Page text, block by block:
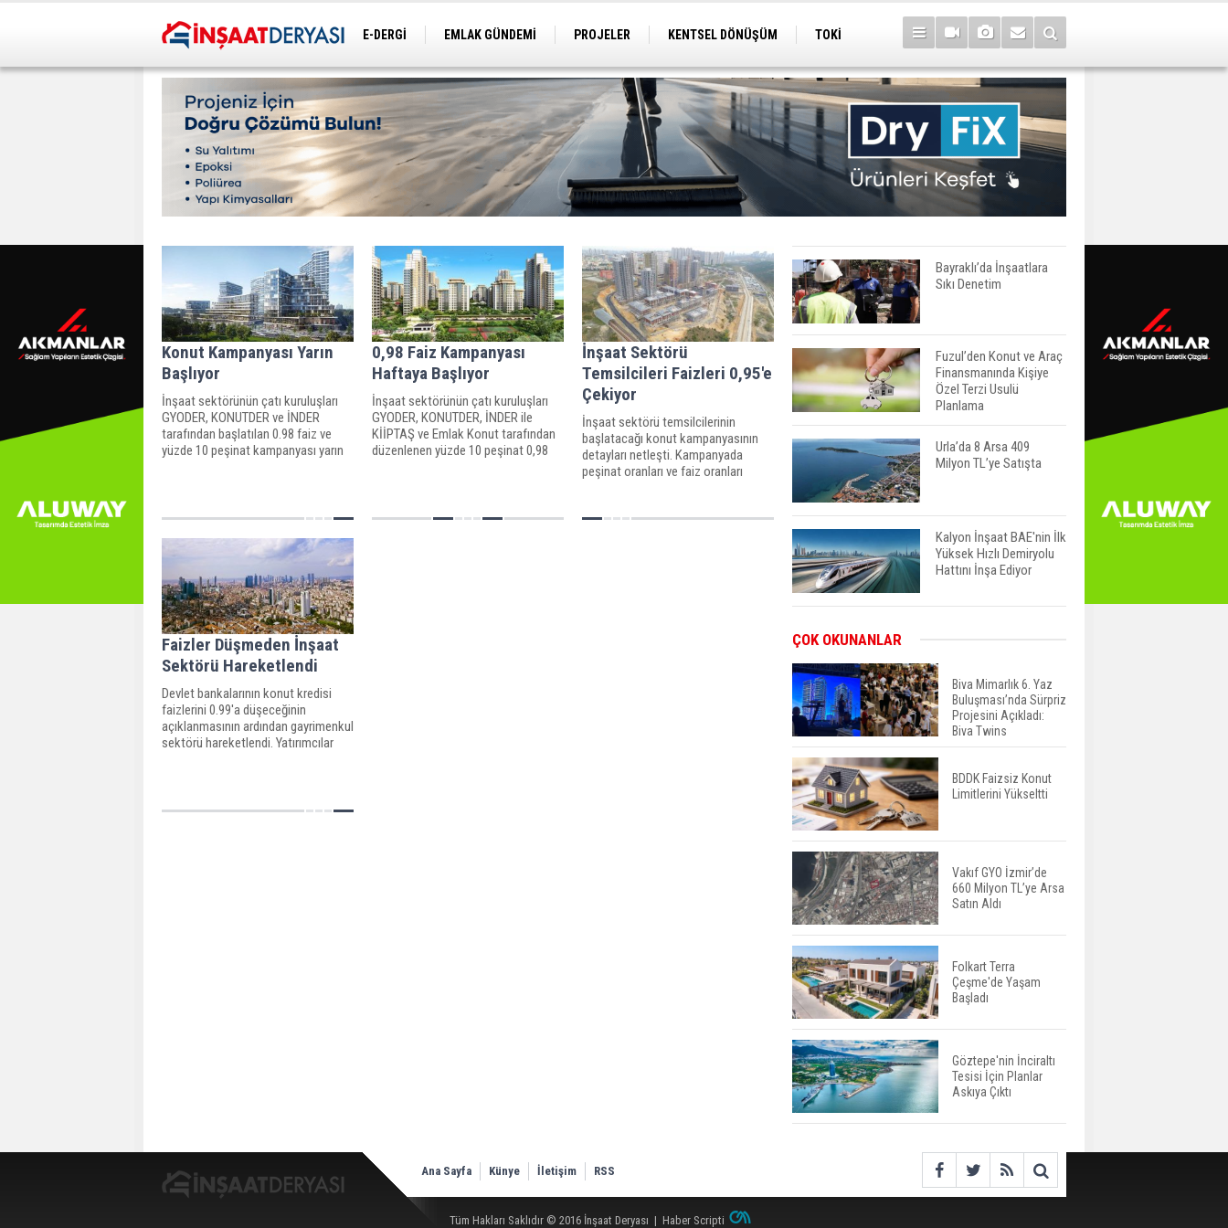
E-DERGİ EMLAK GÜNDEMİ PROJELER KENTSEL DÖNÜŞÜM
TOKİ
Konut Kampanyası Yarın
Başlıyor
İnşaat sektörünün çatı kuruluşları
GYODER, KONUTDER ve İNDER
tarafından başlatılan 0.98 faiz ve
yüzde 10 peşinat kampanyası yarın
0,98 Faiz Kampanyası
Haftaya Başlıyor
İnşaat sektörünün çatı kuruluşları
GYODER, KONUTDER, İNDER ile
KİİPTAŞ ve Emlak Konut tarafından
düzenlenen yüzde 10 peşinat 0,98
İnşaat Sektörü
Temsilcileri Faizleri 0,95'e
Çekiyor
İnşaat sektörü temsilcilerinin
başlatacağı konut kampanyasının
detayları netleşti. Kampanyada
peşinat oranları ve faiz oranları
arasında faiz oranları ile satış
Faizler Düşmeden İnşaat
Sektörü Hareketlendi
Devlet bankalarının konut kredisi
faizlerini 0.99'a düşeceğinin
açıklanmasının ardından gayrimenkul
sektörü hareketlendi. Yatırımcılar
Bayraklı’da İnşaatlara
Sıkı Denetim
Fuzul’den Konut ve Araç
Finansmanında Kişiye
Özel Terzi Usulü
Planlama
Urla’da 8 Arsa 409
Milyon TL’ye Satışta
Kalyon İnşaat BAE'nin İlk
Yüksek Hızlı Demiryolu
Hattını İnşa Ediyor
Yüksek Seviyesinde
TOKİ 51 İlde 540 Konut
ve İş Yerini Satışa
Sunuyor
Yatırımcıların Bina Tercihi
Değişiyor: Dijital Altyapı
Öne Çıkıyor
TOKİ'nin Kiralık Sosyal
Konut Modeli Kiraları
Düşürür Mü?
İkinci El Konut Fiyatları
İspanya'da Bir Yılda
Yüzde 16,2 Arttı
Konut Satışları Güçlü
Seyrini Korudu Yabancıya
Satış Geriledi
ÇOK OKUNANLAR
Biva Mimarlık 6. Yaz
Buluşması’nda Sürpriz
Projesini Açıkladı:
Biva Twins
BDDK Faizsiz Konut
Limitlerini Yükseltti
Vakıf GYO İzmir’de
660 Milyon TL’ye Arsa
Satın Aldı
Folkart Terra
Çeşme'de Yaşam
Başladı
Göztepe'nin İnciraltı
Tesisi İçin Planlar
Askıya Çıktı
Ana Sayfa Künye İletişim RSS
Tüm Hakları Saklıdır © 2016 İnşaat Deryası | Haber Scripti